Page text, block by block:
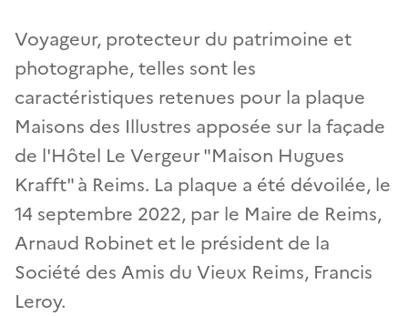
Voyageur, protecteur du patrimoine et
photographe, telles sont les
caractéristiques retenues pour la plaque
Maisons des Illustres apposée sur la façade
de l'Hôtel Le Vergeur "Maison Hugues
Krafft" à Reims. La plaque a été dévoilée, le
14 septembre 2022, par le Maire de Reims,
Arnaud Robinet et le président de la
Société des Amis du Vieux Reims, Francis
Leroy.